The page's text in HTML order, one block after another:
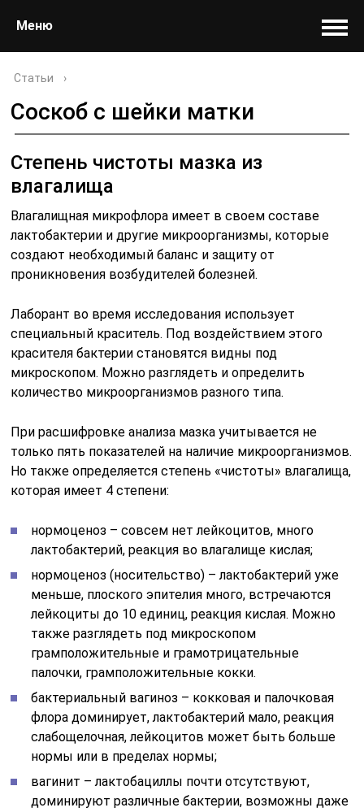
Меню
Статьи ›
Соскоб с шейки матки
Степень чистоты мазка из
влагалища
Влагалищная микрофлора имеет в своем составе
лактобактерии и другие микроорганизмы, которые
создают необходимый баланс и защиту от
проникновения возбудителей болезней.
Лаборант во время исследования использует
специальный краситель. Под воздействием этого
красителя бактерии становятся видны под
микроскопом. Можно разглядеть и определить
количество микроорганизмов разного типа.
При расшифровке анализа мазка учитывается не
только пять показателей на наличие микроорганизмов.
Но также определяется степень «чистоты» влагалища,
которая имеет 4 степени:
нормоценоз – совсем нет лейкоцитов, много
лактобактерий, реакция во влагалище кислая;
нормоценоз (носительство) – лактобактерий уже
меньше, плоского эпителия много, встречаются
лейкоциты до 10 единиц, реакция кислая. Можно
также разглядеть под микроскопом
грамположительные и грамотрицательные
палочки, грамположительные кокки.
бактериальный вагиноз – кокковая и палочковая
флора доминирует, лактобактерий мало, реакция
слабощелочная, лейкоцитов может быть больше
нормы или в пределах нормы;
вагинит – лактобациллы почти отсутствуют,
доминируют различные бактерии, возможны даже